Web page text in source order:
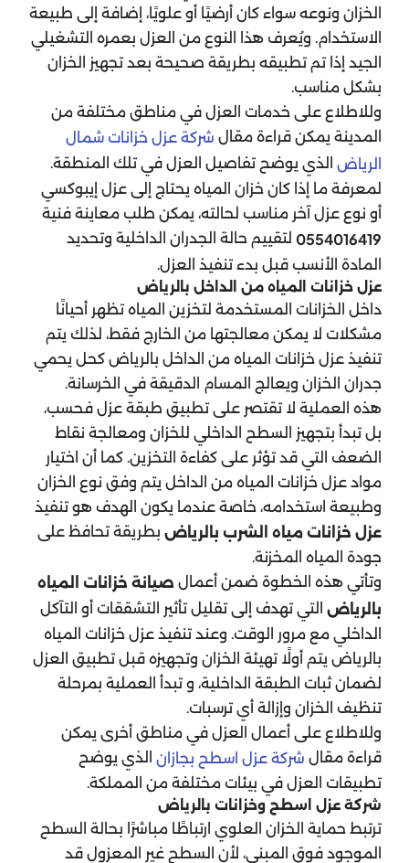
الخزان ونوعه سواء كان أرضيًا أو علويًا، إضافة إلى طبيعة
الاستخدام. ويُعرف هذا النوع من العزل بعمره التشغيلي
الجيد إذا تم تطبيقه بطريقة صحيحة بعد تجهيز الخزان
بشكل مناسب.
وللاطلاع على خدمات العزل في مناطق مختلفة من
المدينة يمكن قراءة مقال شركة عزل خزانات شمال
الرياض الذي يوضح تفاصيل العزل في تلك المنطقة.
لمعرفة ما إذا كان خزان المياه يحتاج إلى عزل إيبوكسي
أو نوع عزل آخر مناسب لحالته، يمكن طلب معاينة فنية
0554016419 لتقييم حالة الجدران الداخلية وتحديد
المادة الأنسب قبل بدء تنفيذ العزل.
عزل خزانات المياه من الداخل بالرياض
داخل الخزانات المستخدمة لتخزين المياه تظهر أحيانًا
مشكلات لا يمكن معالجتها من الخارج فقط، لذلك يتم
تنفيذ عزل خزانات المياه من الداخل بالرياض كحل يحمي
جدران الخزان ويعالج المسام الدقيقة في الخرسانة.
هذه العملية لا تقتصر على تطبيق طبقة عزل فحسب،
بل تبدأ بتجهيز السطح الداخلي للخزان ومعالجة نقاط
الضعف التي قد تؤثر على كفاءة التخزين. كما أن اختيار
مواد عزل خزانات المياه من الداخل يتم وفق نوع الخزان
وطبيعة استخدامه، خاصة عندما يكون الهدف هو تنفيذ
عزل خزانات مياه الشرب بالرياض بطريقة تحافظ على
جودة المياه المخزنة.
وتأتي هذه الخطوة ضمن أعمال صيانة خزانات المياه
بالرياض التي تهدف إلى تقليل تأثير التشققات أو التآكل
الداخلي مع مرور الوقت. وعند تنفيذ عزل خزانات المياه
بالرياض يتم أولًا تهيئة الخزان وتجهيزه قبل تطبيق العزل
لضمان ثبات الطبقة الداخلية، و تبدأ العملية بمرحلة
تنظيف الخزان وإزالة أي ترسبات.
وللاطلاع على أعمال العزل في مناطق أخرى يمكن
قراءة مقال شركة عزل اسطح بجازان الذي يوضح
تطبيقات العزل في بيئات مختلفة من المملكة.
شركة عزل اسطح وخزانات بالرياض
ترتبط حماية الخزان العلوي ارتباطًا مباشرًا بحالة السطح
الموجود فوق المبنى، لأن السطح غير المعزول قد